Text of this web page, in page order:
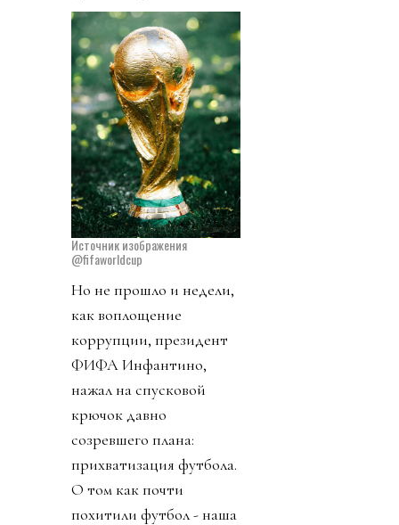
Источник изображения
@fifaworldcup
Но не прошло и недели,
как воплощение
коррупции, президент
ФИФА Инфантино,
нажал на спусковой
крючок давно
созревшего плана:
прихватизация футбола.
О том как почти
похитили футбол - наша